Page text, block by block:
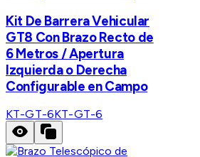
Kit De Barrera Vehicular
GT8 Con Brazo Recto de
6 Metros / Apertura
Izquierda o Derecha
Configurable en Campo
KT-GT-6KT-GT-6